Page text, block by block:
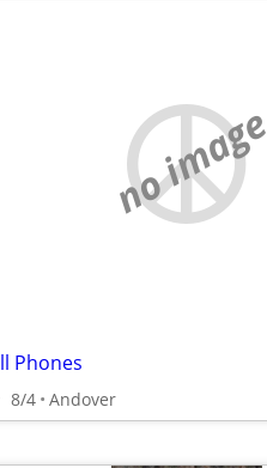
no image
Phones
8/4 Andover